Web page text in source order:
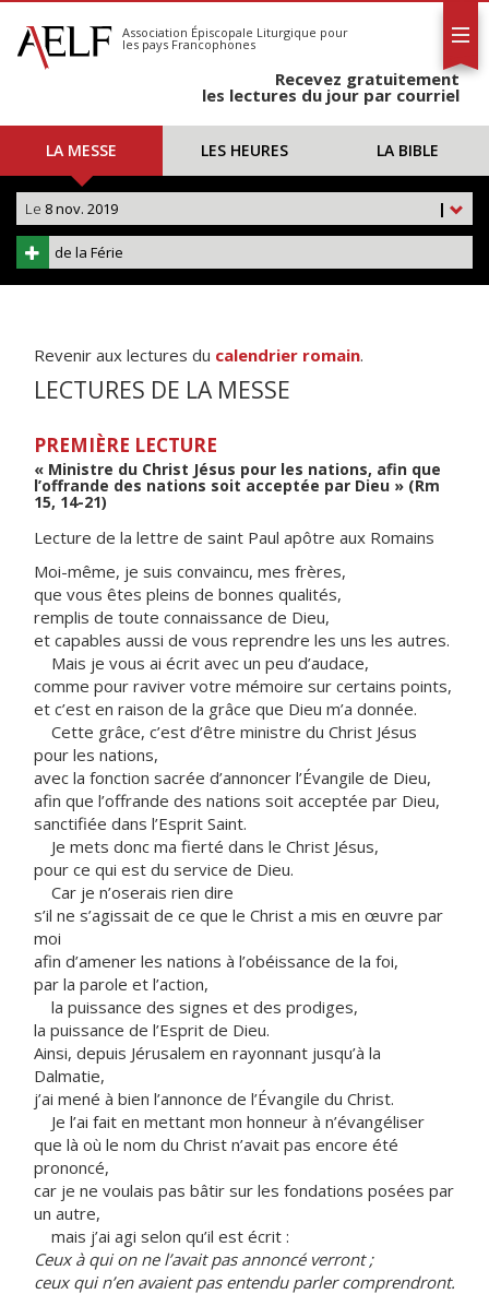
S'abonner
Calendrier
Association Épiscopale Liturgique pour
les pays Francophones
Recevez gratuitement
les lectures du jour par courriel
LA MESSE LES HEURES LA BIBLE
|
Le 8 nov. 2019
de la Férie
Revenir aux lectures du calendrier romain.
LECTURES DE LA MESSE
PREMIÈRE LECTURE
« Ministre du Christ Jésus pour les nations, afin que
l’offrande des nations soit acceptée par Dieu » (Rm
15, 14-21)
Lecture de la lettre de saint Paul apôtre aux Romains
Moi-même, je suis convaincu, mes frères,
que vous êtes pleins de bonnes qualités,
remplis de toute connaissance de Dieu,
et capables aussi de vous reprendre les uns les autres.
Mais je vous ai écrit avec un peu d’audace,
comme pour raviver votre mémoire sur certains points,
et c’est en raison de la grâce que Dieu m’a donnée.
Cette grâce, c’est d’être ministre du Christ Jésus
pour les nations,
avec la fonction sacrée d’annoncer l’Évangile de Dieu,
afin que l’offrande des nations soit acceptée par Dieu,
sanctifiée dans l’Esprit Saint.
Je mets donc ma fierté dans le Christ Jésus,
pour ce qui est du service de Dieu.
Car je n’oserais rien dire
s’il ne s’agissait de ce que le Christ a mis en œuvre par
moi
afin d’amener les nations à l’obéissance de la foi,
par la parole et l’action,
la puissance des signes et des prodiges,
la puissance de l’Esprit de Dieu.
Ainsi, depuis Jérusalem en rayonnant jusqu’à la
Dalmatie,
j’ai mené à bien l’annonce de l’Évangile du Christ.
Je l’ai fait en mettant mon honneur à n’évangéliser
que là où le nom du Christ n’avait pas encore été
prononcé,
car je ne voulais pas bâtir sur les fondations posées par
un autre,
mais j’ai agi selon qu’il est écrit :
Ceux à qui on ne l’avait pas annoncé verront ;
ceux qui n’en avaient pas entendu parler comprendront.